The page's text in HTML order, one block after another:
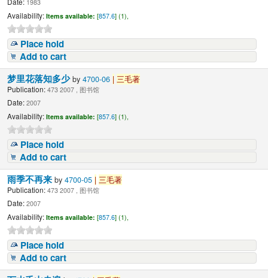
1983
Availability: Items available: [857.6] (1),
Place hold
Add to cart
梦里花落知多少by4700-06 | 三毛著
Publication: 473 2007 , 图书馆
Date: 2007
Availability: Items available: [857.6] (1),
Place hold
Add to cart
雨季不再来by4700-05 | 三毛著
Publication: 473 2007 , 图书馆
Date: 2007
Availability: Items available: [857.6] (1),
Place hold
Add to cart